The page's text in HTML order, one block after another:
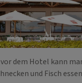
dem Hotel kann
und Fisch